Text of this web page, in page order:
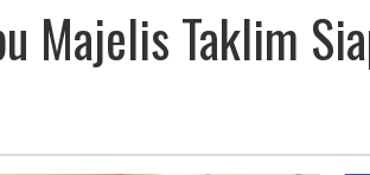
Majelis Taklim